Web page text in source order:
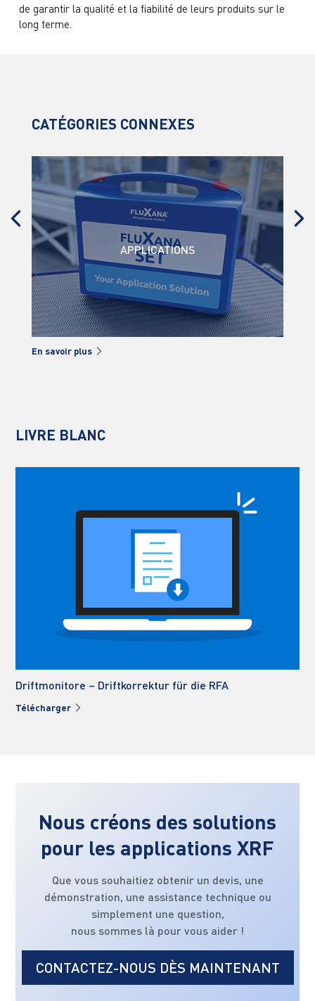
de garantir la qualité et la fiabilité de leurs produits sur le
long terme.
CATÉGORIES CONNEXES
APPLICATIONS
En savoir plus
LIVRE BLANC
Driftmonitore – Driftkorrektur für die RFA
Télécharger
Nous créons des solutions
pour les applications XRF
Que vous souhaitiez obtenir un devis, une
démonstration, une assistance technique ou
simplement une question,
nous sommes là pour vous aider !
CONTACTEZ-NOUS DÈS MAINTENANT